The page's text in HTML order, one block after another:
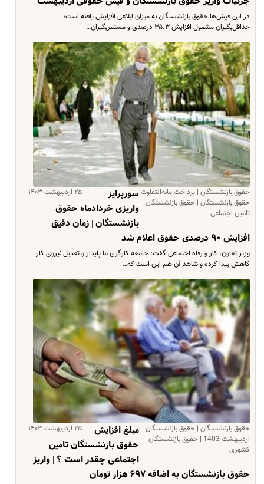
در این فیش‌ها حقوق بازنشستگان به میزان ابلاغی افزایش یافته است؛
حداقل‌بگیران مشمول افزایش ۳۵.۳ درصدی و مستمر‌بگیران…
حقوق بازنشستگان | پرداخت مابه‌التفاوت
حقوق بازنشستگان | حقوق بازنشستگان
تامین اجتماعی
۲۵ اردیبهشت ۱۴۰۳
سورپرایز
واریزی خردادماه حقوق
بازنشستگان | زمان دقیق
افزایش ۹۰ درصدی حقوق اعلام شد
وزیر تعاون، کار و رفاه اجتماعی گفت: جامعه کارگری ما پایدار و تعدیل نیروی کار
کاهش پیدا کرده و شاهد آن هم این است که…
حقوق بازنشستگان | حقوق بازنشستگان
اردیبهشت 1403 | حقوق بازنشستگان
کشوری
۲۵ اردیبهشت ۱۴۰۳
مبلغ افزایش
حقوق بازنشستگان تامین
اجتماعی چقدر است ؟ | واریز
حقوق بازنشستگان به اضافه ۶۹۷ هزار تومان